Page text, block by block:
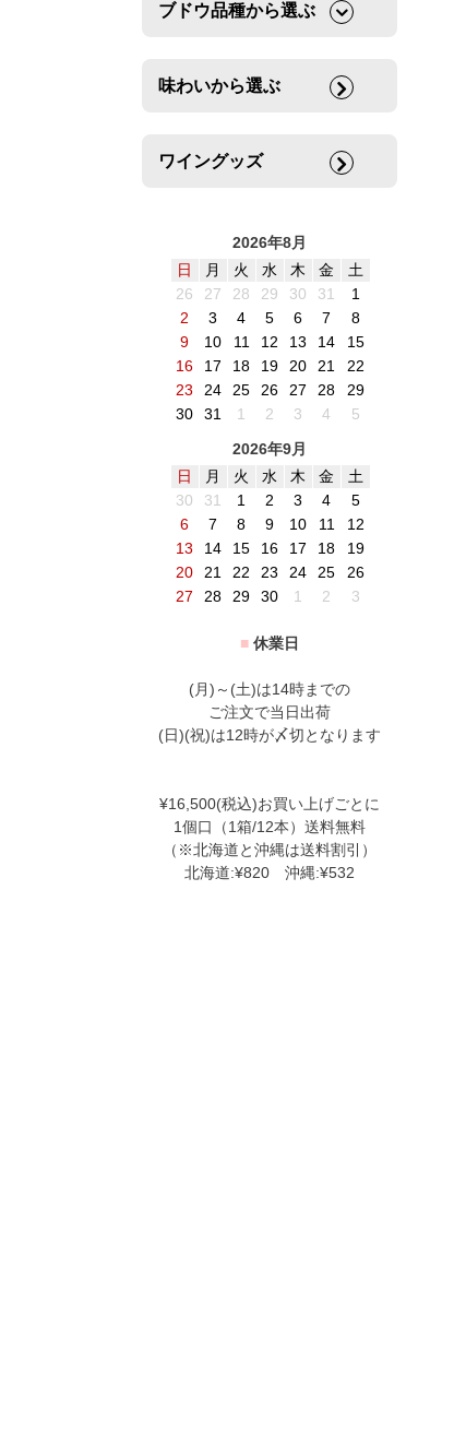
ブドウ品種から選ぶ
味わいから選ぶ
ワイングッズ
2026年8月
日
月 火 水 木 金
土
26
27 28 29 30 31
1
2
3 4 5 6 7
8
9
10 11 12 13 14
15
16
17 18 19 20 21
22
23
24 25 26 27 28
29
30
31 1 2 3 4
5
2026年9月
日
月 火 水 木 金
土
30
31 1 2 3 4
5
6
7 8 9 10 11
12
13
14 15 16 17 18
19
20
21 22 23 24 25
26
27
28 29 30 1 2 3
■ 休業日
(月)～(土)は14時までの
ご注文で当日出荷
(日)(祝)は12時が〆切となります
¥16,500(税込)お買い上げごとに
1個口（1箱/12本）送料無料
（※北海道と沖縄は送料割引）
北海道:¥820 沖縄:¥532